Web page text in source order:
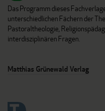
Das Programm dieses
unterschiedlichen Fächern der
Pastoraltheologie,
interdisziplinären Fragen.
Matthias Grünewald Verlag